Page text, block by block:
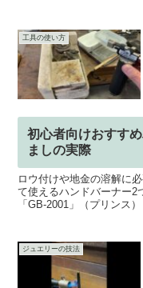
工具の使い方
初心者向けおすす
ましの実際
ロウ付けや地金の溶解に
て使えるハンドバーナー2
「GB-2001」（プリンス
ジュエリーの技法